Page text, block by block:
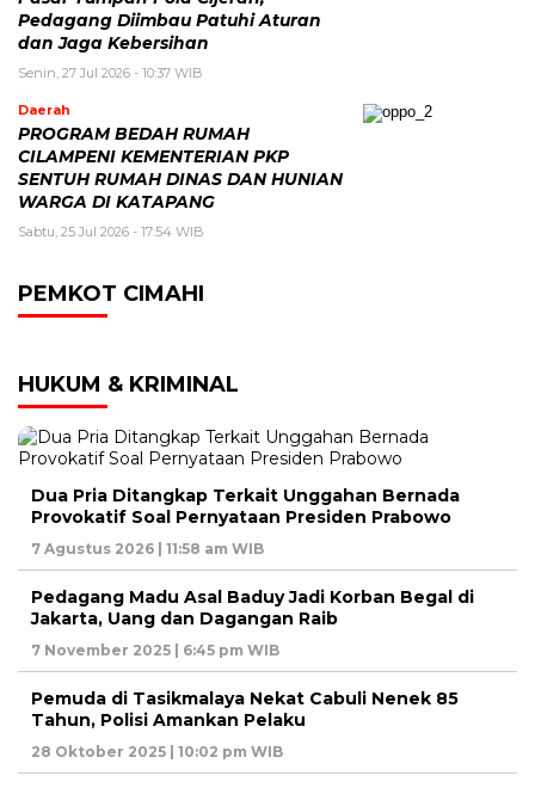
Pedagang Diimbau Patuhi Aturan
dan Jaga Kebersihan
Senin, 27 Jul 2026 - 10:37 WIB
Daerah
PROGRAM BEDAH RUMAH
CILAMPENI KEMENTERIAN PKP
SENTUH RUMAH DINAS DAN HUNIAN
WARGA DI KATAPANG
Sabtu, 25 Jul 2026 - 17:54 WIB
PEMKOT CIMAHI
HUKUM & KRIMINAL
Dua Pria Ditangkap Terkait Unggahan Bernada
Provokatif Soal Pernyataan Presiden Prabowo
7 Agustus 2026 | 11:58 am WIB
Pedagang Madu Asal Baduy Jadi Korban Begal di
Jakarta, Uang dan Dagangan Raib
7 November 2025 | 6:45 pm WIB
Pemuda di Tasikmalaya Nekat Cabuli Nenek 85
Tahun, Polisi Amankan Pelaku
28 Oktober 2025 | 10:02 pm WIB